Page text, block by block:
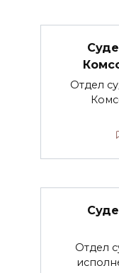
Отдел
Отдел